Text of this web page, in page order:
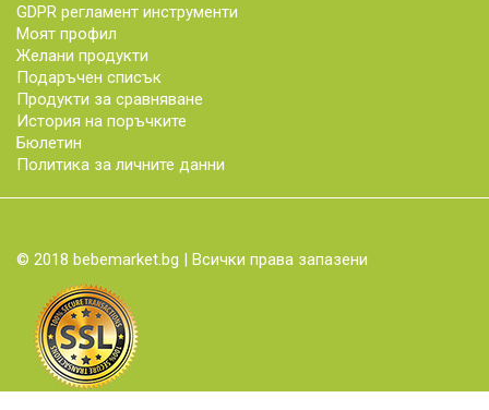
GDPR регламент инструменти
Моят профил
Желани продукти
Подаръчен списък
Продукти за сравняване
История на поръчките
Бюлетин
Политика за личните данни
© 2018 bebemarket.bg | Всички права запазени